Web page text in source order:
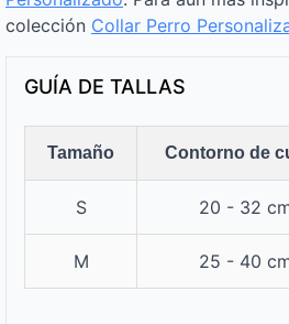
colección Collar Perro
GUÍA DE TALLAS
Tamaño Contorno de
S 20 - 32
M 25 - 40